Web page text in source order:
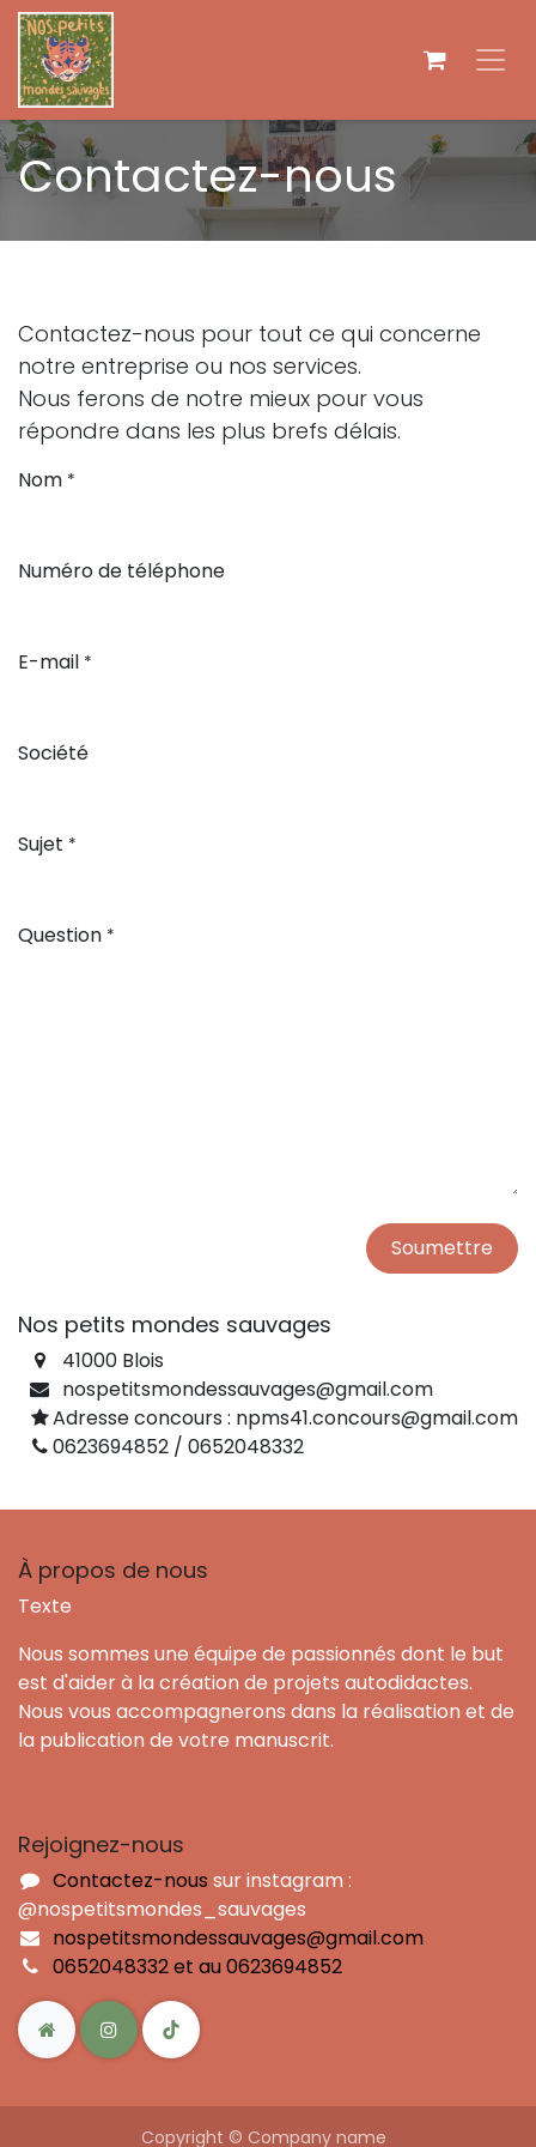
Se rendre au contenu
Contactez-nous
Contactez-nous pour tout ce qui concerne
notre entreprise ou nos services.
Nous ferons de notre mieux pour vous
répondre dans les plus brefs délais.
Nom *
Numéro de téléphone
E-mail *
Société
Sujet *
Question *
Soumettre
Nos petits mondes sauvages
41000 Blois
nospetitsmondessauvages@gmail.com
Adresse concours : npms41.concours@gmail.com
0623694852 / 0652048332
À propos de nous
Texte
Nous sommes une équipe de passionnés dont le but
est d'aider à la création de projets autodidactes.
Nous vous accompagnerons dans la réalisation et de
la publication de votre manuscrit.
Rejoignez-nous
Contactez-nous sur instagram :
@nospetitsmondes_sauvages
nospetitsmondessauvages@gmail.com
0652048332 et au 0623694852
Copyright © Company name